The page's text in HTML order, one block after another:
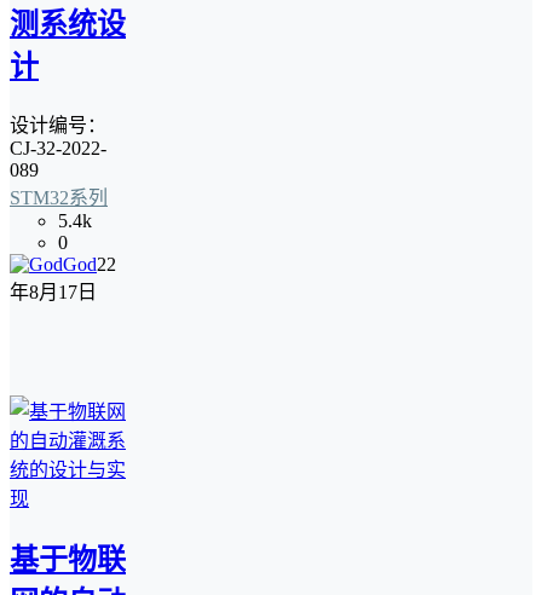
测系统设
计
设计编号：
CJ-32-2022-
089
STM32系列
5.4k
0
God22
年8月17日
基于物联